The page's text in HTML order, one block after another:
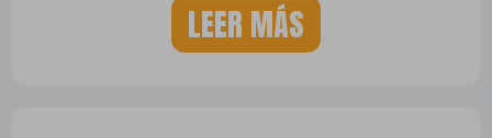
LEER MÁS